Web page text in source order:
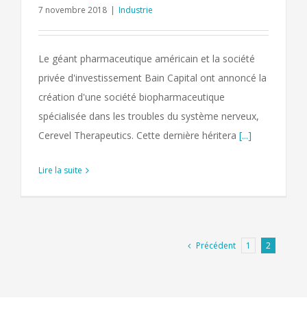
7 novembre 2018 | Industrie
Le géant pharmaceutique américain et la société
privée d'investissement Bain Capital ont annoncé la
création d'une société biopharmaceutique
spécialisée dans les troubles du système nerveux,
Cerevel Therapeutics. Cette dernière héritera [...]
Lire la suite
Précédent 1 2